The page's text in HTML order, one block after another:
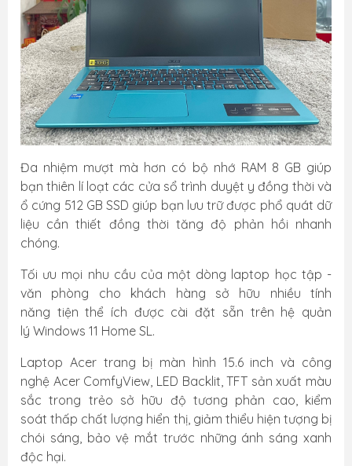
Đa nhiệm mượt mà hơn có bộ nhớ RAM 8 GB giúp
bạn thiên lí loạt các cửa sổ trình duyệt y đồng thời và
ổ cứng 512 GB SSD giúp bạn lưu trữ được phổ quát dữ
liệu cần thiết đồng thời tăng độ phản hồi nhanh
chóng.
Tối ưu mọi nhu cầu của một dòng laptop học tập -
văn phòng cho khách hàng sở hữu nhiều tính
năng tiện thể ích được cài đặt sẵn trên hệ quản
lý Windows 11 Home SL.
Laptop Acer trang bị màn hình 15.6 inch và công
nghệ Acer ComfyView, LED Backlit, TFT sản xuất màu
sắc trong trẻo sở hữu độ tương phản cao, kiểm
soát thấp chất lượng hiển thị, giảm thiểu hiện tượng bị
chói sáng, bảo vệ mắt trước những ánh sáng xanh
độc hại.